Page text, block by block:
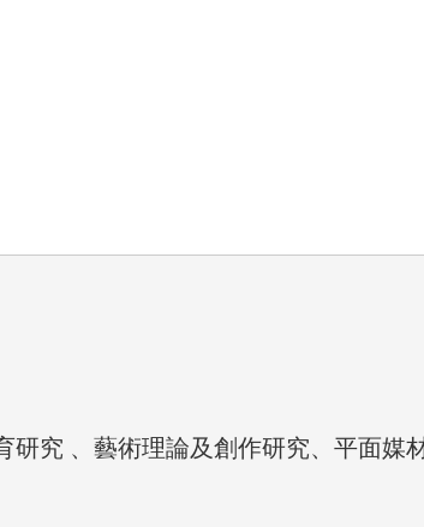
研究 、藝術理論及創作研究、平面媒